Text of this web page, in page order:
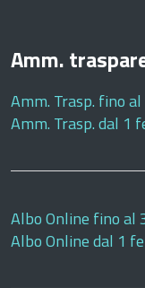
Amm.
Amm. Trasp. fino
Amm. Trasp. dal 1
Albo Online fino al
Albo Online dal 1